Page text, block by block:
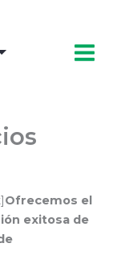
Ofrecemos el
ón exitosa de